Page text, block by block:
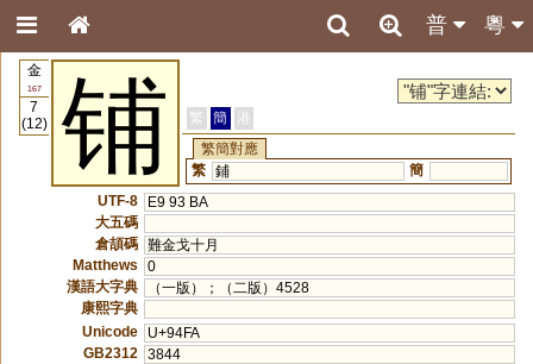
粵
普
金
167
7
(12)
铺 繁 簡
港
繁簡對應
繁 鋪
簡
UTF-8
E9 93 BA
大五碼
倉頡碼 難金戈十月
Matthews
0
漢語大字典
（一版）；（二版）4528
康熙字典
Unicode
U+94FA
GB2312
3844